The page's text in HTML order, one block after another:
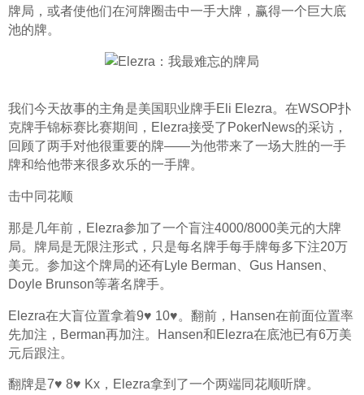
牌局，或者使他们在河牌圈击中一手大牌，赢得一个巨大底
池的牌。
我们今天故事的主角是美国职业牌手Eli Elezra。在WSOP扑
克牌手锦标赛比赛期间，Elezra接受了PokerNews的采访，
回顾了两手对他很重要的牌——为他带来了一场大胜的一手
牌和给他带来很多欢乐的一手牌。
击中同花顺
那是几年前，Elezra参加了一个盲注4000/8000美元的大牌
局。牌局是无限注形式，只是每名牌手每手牌每多下注20万
美元。参加这个牌局的还有Lyle Berman、Gus Hansen、
Doyle Brunson等著名牌手。
Elezra在大盲位置拿着9♥ 10♥。翻前，Hansen在前面位置率
先加注，Berman再加注。Hansen和Elezra在底池已有6万美
元后跟注。
翻牌是7♥ 8♥ Kx，Elezra拿到了一个两端同花顺听牌。